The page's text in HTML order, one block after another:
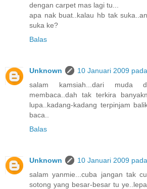
dengan carpet mas lagi tu...
apa nak buat..kalau hb tak
suka ke?
Balas
Unknown
10 Januari 2009
salam kamsiah...dari muda
membaca..dah tak terkira
lupa..kadang-kadang terpinjam
baca..
Balas
Unknown
10 Januari 2009
salam yanmie...cuba jangan tak
sotong yang besar-besar tu